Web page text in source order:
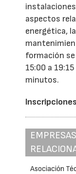
aspectos
energética,
formación
15:00 a
minutos.
Inscripciones
Asociación